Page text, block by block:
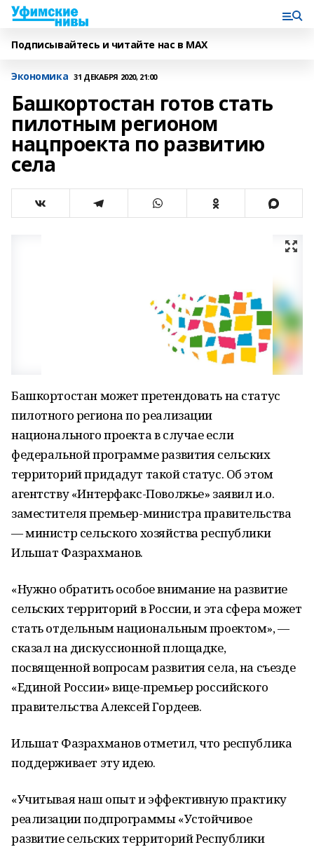
Подписывайтесь и читайте нас в MAX
Экономика 31 ДЕКАБРЯ 2020, 21:00
Башкортостан готов стать
пилотным регионом
нацпроекта по развитию
села
Башкортостан может претендовать на статус
пилотного региона по реализации
национального проекта в случае если
федеральной программе развития сельских
территорий придадут такой статус. Об этом
агентству «Интерфакс-Поволжье» заявил и.о.
заместителя премьер-министра правительства
— министр сельского хозяйства республики
Ильшат Фазрахманов.
«Нужно обратить особое внимание на развитие
сельских территорий в России, и эта сфера может
стать отдельным национальным проектом», —
сказал на дискуссионной площадке,
посвященной вопросам развития села, на съезде
«Единой России» вице-премьер российского
правительства Алексей Гордеев.
Ильшат Фазрахманов отметил, что республика
поддерживает эту идею.
«Учитывая наш опыт и эффективную практику
реализации подпрограммы «Устойчивое
развитие сельских территорий Республики